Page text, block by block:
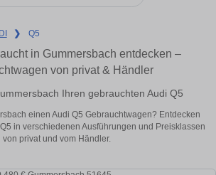
❯ Q5
in Gummersbach entdecken –
von privat & Händler
Ihren gebrauchten Audi Q5
einen Audi Q5 Gebrauchtwagen? Entdecken
in verschiedenen Ausführungen und Preisklassen
von privat und vom Händler.